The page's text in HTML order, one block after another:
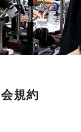
規約